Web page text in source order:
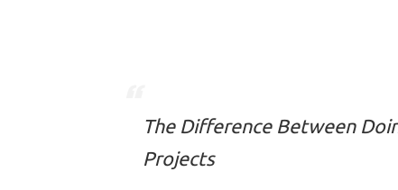
The Difference Between
Projects